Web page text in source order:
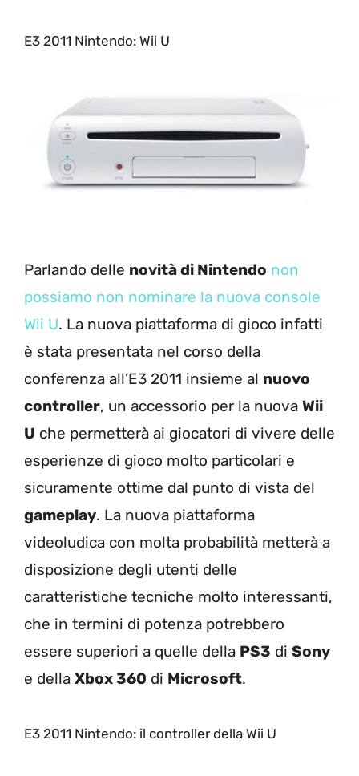
E3 2011 Nintendo: Wii U
Parlando delle novità di Nintendo non
possiamo non nominare la nuova console
Wii U. La nuova piattaforma di gioco infatti
è stata presentata nel corso della
conferenza all’E3 2011 insieme al nuovo
controller, un accessorio per la nuova Wii
U che permetterà ai giocatori di vivere delle
esperienze di gioco molto particolari e
sicuramente ottime dal punto di vista del
gameplay. La nuova piattaforma
videoludica con molta probabilità metterà a
disposizione degli utenti delle
caratteristiche tecniche molto interessanti,
che in termini di potenza potrebbero
essere superiori a quelle della PS3 di Sony
e della Xbox 360 di Microsoft.
E3 2011 Nintendo: il controller della Wii U